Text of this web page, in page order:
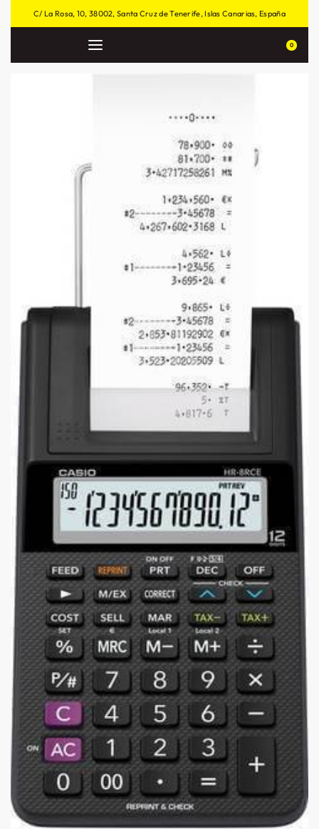
C/ La Rosa, 10, 38002, Santa Cruz de Tenerife, Islas Canarias, España
0